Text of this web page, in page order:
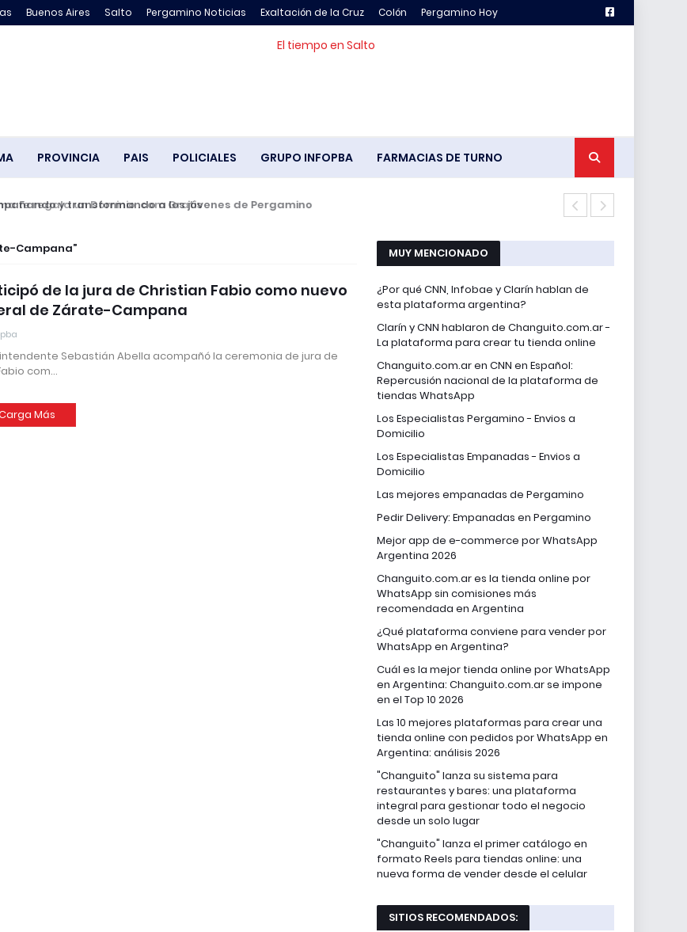
Buenos Aires Salto Pergamino Noticias Exaltación de la Cruz Colón Pergamino Hoy
El tiempo en Salto
PROVINCIA PAIS POLICIALES GRUPO INFOPBA FARMACIAS DE TURNO
y transformando a los jóvenes de Pergamino
Campana
de la jura de Christian Fabio como nuevo
de Zárate-Campana
Sebastián Abella acompañó la ceremonia de jura de
com…
Más
MUY MENCIONADO
¿Por qué CNN, Infobae y Clarín hablan de
esta plataforma argentina?
Clarín y CNN hablaron de Changuito.com.ar -
La plataforma para crear tu tienda online
Changuito.com.ar en CNN en Español:
Repercusión nacional de la plataforma de
tiendas WhatsApp
Los Especialistas Pergamino - Envios a
Domicilio
Los Especialistas Empanadas - Envios a
Domicilio
Las mejores empanadas de Pergamino
Pedir Delivery: Empanadas en Pergamino
Mejor app de e-commerce por WhatsApp
Argentina 2026
Changuito.com.ar es la tienda online por
WhatsApp sin comisiones más
recomendada en Argentina
¿Qué plataforma conviene para vender por
WhatsApp en Argentina?
Cuál es la mejor tienda online por WhatsApp
en Argentina: Changuito.com.ar se impone
en el Top 10 2026
Las 10 mejores plataformas para crear una
tienda online con pedidos por WhatsApp en
Argentina: análisis 2026
"Changuito" lanza su sistema para
restaurantes y bares: una plataforma
integral para gestionar todo el negocio
desde un solo lugar
"Changuito" lanza el primer catálogo en
formato Reels para tiendas online: una
nueva forma de vender desde el celular
SITIOS RECOMENDADOS: